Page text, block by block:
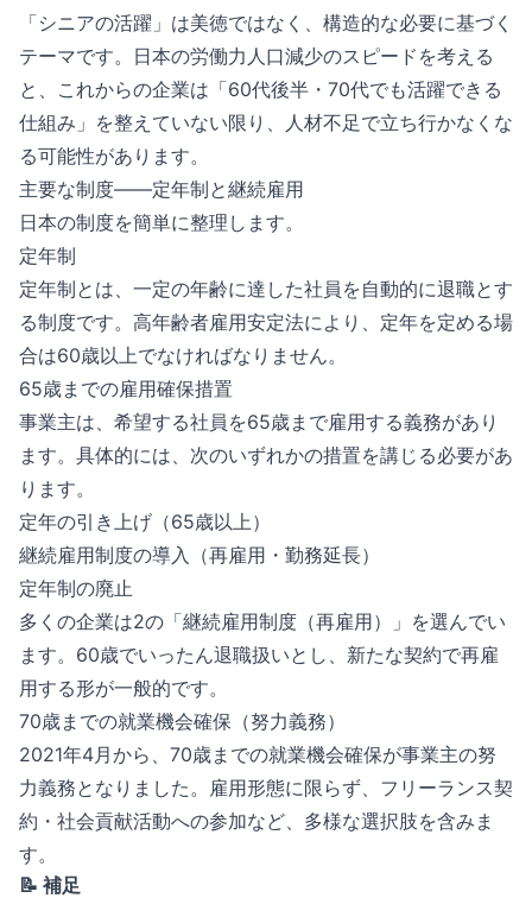
「シニアの活躍」は美徳ではなく、構造的な必要に基づく
テーマです。日本の労働力人口減少のスピードを考える
と、これからの企業は「60代後半・70代でも活躍できる
仕組み」を整えていない限り、人材不足で立ち行かなくな
る可能性があります。
主要な制度——定年制と継続雇用
日本の制度を簡単に整理します。
定年制
定年制とは、一定の年齢に達した社員を自動的に退職とす
る制度です。高年齢者雇用安定法により、定年を定める場
合は60歳以上でなければなりません。
65歳までの雇用確保措置
事業主は、希望する社員を65歳まで雇用する義務があり
ます。具体的には、次のいずれかの措置を講じる必要があ
ります。
定年の引き上げ（65歳以上）
継続雇用制度の導入（再雇用・勤務延長）
定年制の廃止
多くの企業は2の「継続雇用制度（再雇用）」を選んでい
ます。60歳でいったん退職扱いとし、新たな契約で再雇
用する形が一般的です。
70歳までの就業機会確保（努力義務）
2021年4月から、70歳までの就業機会確保が事業主の努
力義務となりました。雇用形態に限らず、フリーランス契
約・社会貢献活動への参加など、多様な選択肢を含みま
す。
📝 補足